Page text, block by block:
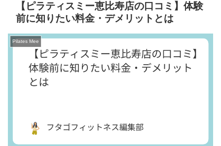
【ピラティスミー恵比寿店の口コミ】体験
前に知りたい料金・デメリットとは
Pilates Mee